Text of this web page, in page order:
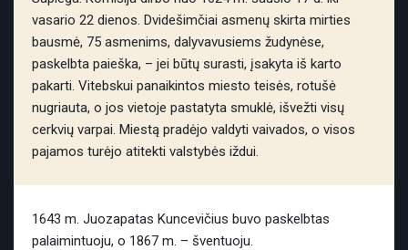
vasario 22 dienos. Dvidešimčiai asmenų skirta mirties
bausmė, 75 asmenims, dalyvavusiems žudynėse,
paskelbta paieška, – jei būtų surasti, įsakyta iš karto
pakarti. Vitebskui panaikintos miesto teisės, rotušė
nugriauta, o jos vietoje pastatyta smuklė, išvežti visų
cerkvių varpai. Miestą pradėjo valdyti vaivados, o visos
pajamos turėjo atitekti valstybės iždui.
1643 m. Juozapatas Kuncevičius buvo paskelbtas
palaimintuoju, o 1867 m. – šventuoju.